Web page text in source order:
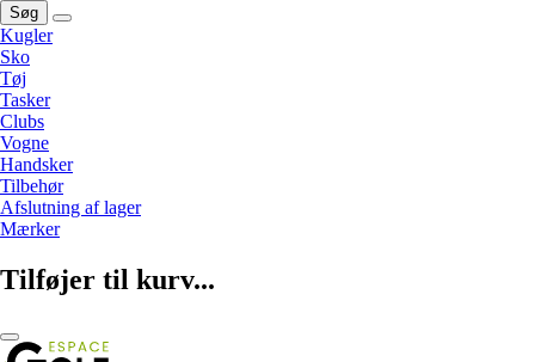
Søg
Kugler
Sko
Tøj
Tasker
Clubs
Vogne
Handsker
Tilbehør
Afslutning af lager
Mærker
Tilføjer til kurv...